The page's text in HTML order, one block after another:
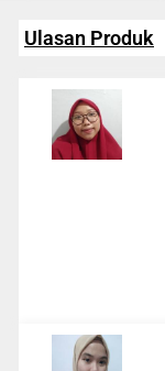
Ulasan Produk